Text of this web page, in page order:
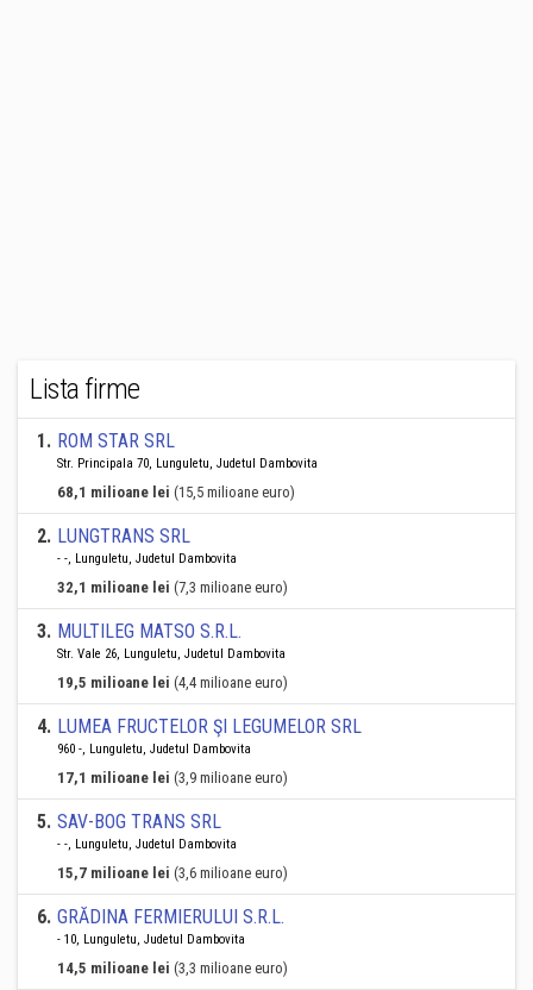
Lista firme
1. ROM STAR SRL
Str. Principala 70, Lunguletu, Judetul Dambovita
68,1 milioane lei (15,5 milioane euro)
2. LUNGTRANS SRL
- -, Lunguletu, Judetul Dambovita
32,1 milioane lei (7,3 milioane euro)
3. MULTILEG MATSO S.R.L.
Str. Vale 26, Lunguletu, Judetul Dambovita
19,5 milioane lei (4,4 milioane euro)
4. LUMEA FRUCTELOR ŞI LEGUMELOR SRL
960 -, Lunguletu, Judetul Dambovita
17,1 milioane lei (3,9 milioane euro)
5. SAV-BOG TRANS SRL
- -, Lunguletu, Judetul Dambovita
15,7 milioane lei (3,6 milioane euro)
6. GRĂDINA FERMIERULUI S.R.L.
- 10, Lunguletu, Judetul Dambovita
14,5 milioane lei (3,3 milioane euro)